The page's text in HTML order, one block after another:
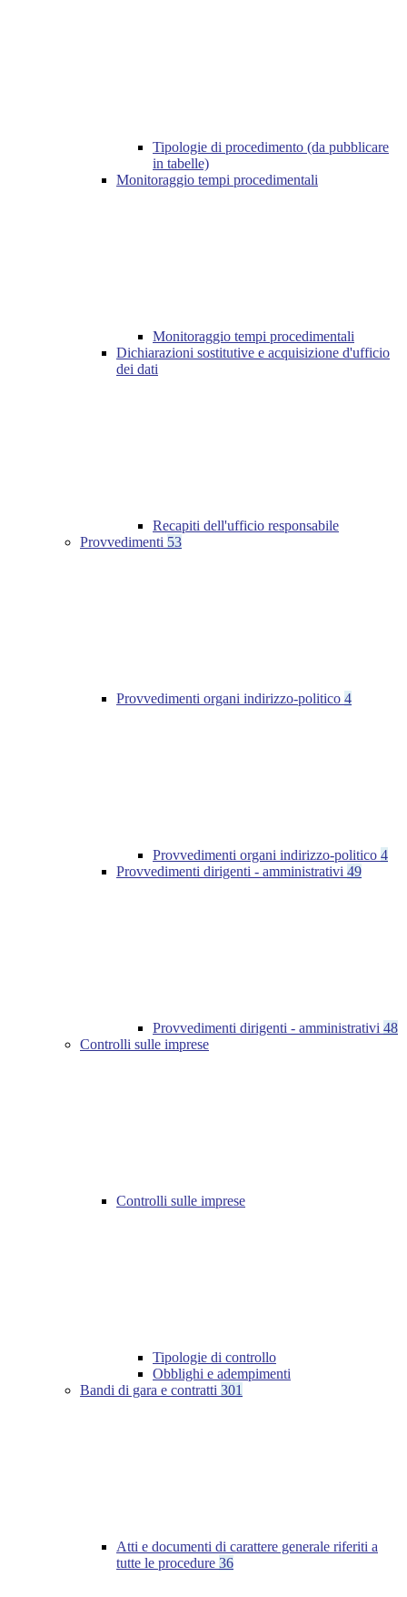
Tipologie di procedimento (da pubblicare
in tabelle)
Monitoraggio tempi procedimentali
Monitoraggio tempi procedimentali
Dichiarazioni sostitutive e acquisizione d'ufficio
dei dati
Recapiti dell'ufficio responsabile
Provvedimenti 53
Provvedimenti organi indirizzo-politico 4
Provvedimenti organi indirizzo-politico 4
Provvedimenti dirigenti - amministrativi 49
Provvedimenti dirigenti - amministrativi 48
Controlli sulle imprese
Controlli sulle imprese
Tipologie di controllo
Obblighi e adempimenti
Bandi di gara e contratti 301
Atti e documenti di carattere generale riferiti a
tutte le procedure 36